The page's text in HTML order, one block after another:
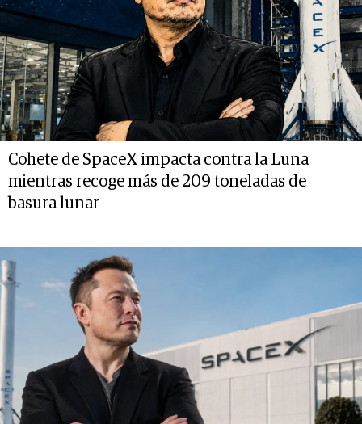
Cohete de SpaceX impacta contra la Luna
mientras recoge más de 209 toneladas de
basura lunar